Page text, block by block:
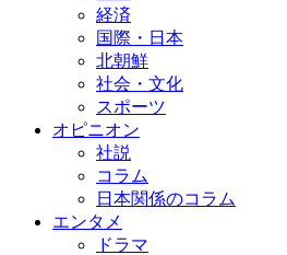
経済
国際・日本
北朝鮮
社会・文化
スポーツ
オピニオン
社説
コラム
日本関係のコラム
エンタメ
ドラマ